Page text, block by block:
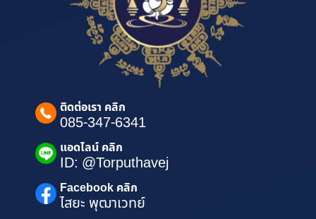
ติดต่อเรา คลิก
085-347-6341
แอดไลน์ คลิก
ID: @Torputhavej
Facebook คลิก
ไสยะ พุฒาเวทย์